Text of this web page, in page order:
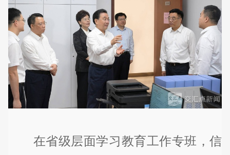
在省级层面学习教育工作专班，信